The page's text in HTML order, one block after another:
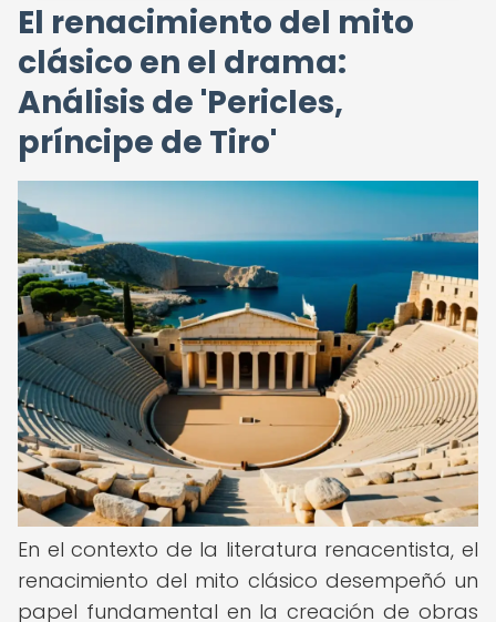
El renacimiento del mito
clásico en el drama:
Análisis de 'Pericles,
príncipe de Tiro'
En el contexto de la literatura renacentista, el
renacimiento del mito clásico desempeñó un
papel fundamental en la creación de obras